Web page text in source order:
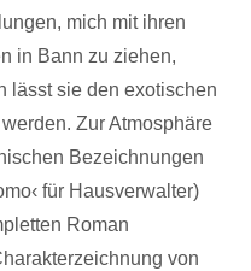
mich mit ihren
in Bann zu ziehen,
lässt sie den exotischen
Zur Atmosphäre
Bezeichnungen
für Hausverwalter)
Roman
von